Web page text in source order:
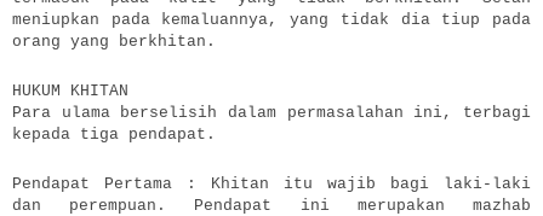
meniupkan pada kemaluannya, yang tidak dia tiup pada
orang yang berkhitan.
HUKUM KHITAN
Para ulama berselisih dalam permasalahan ini, terbagi
kepada tiga pendapat.
Pendapat Pertama : Khitan itu wajib bagi laki-laki
dan perempuan. Pendapat ini merupakan mazhab